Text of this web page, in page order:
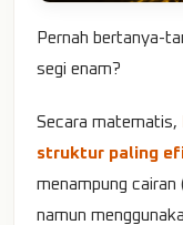
Pernah bertanya-
segi enam?
Secara matematis,
struktur paling
menampung
namun